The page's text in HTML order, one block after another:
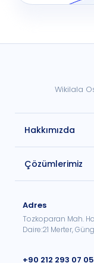
Wikilala
Hakkımızda
Çözümlerimiz
Adres
Tozkoparan Mah.
Daire:21 Merter,
+90 212 293 07 05